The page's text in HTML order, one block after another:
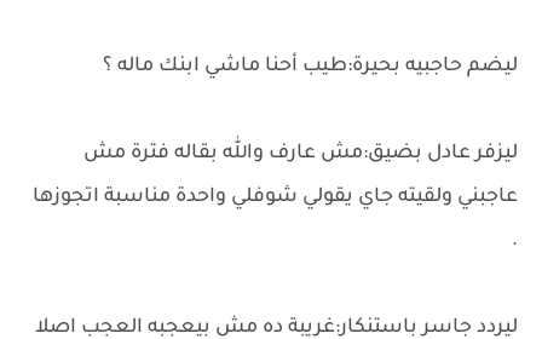
ليضم حاجبيه بحيرة:طيب أحنا ماشي ابنك ماله ؟
ليزفر عادل بضيق:مش عارف والله بقاله فترة مش
عاجبني ولقيته جاي يقولي شوفلي واحدة مناسبة اتجوزها
.
ليردد جاسر باستنكار:غريبة ده مش بيعجبه العجب اصلا